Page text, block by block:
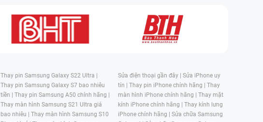
Thay pin Samsung Galaxy S22 Ultra |
Thay pin Samsung Galaxy S7 bao nhiêu
tiền | Thay pin Samsung A50 chính hãng |
Thay màn hình Samsung S21 Ultra giá
bao nhiêu | Thay màn hình Samsung S10
Sửa điện thoại gần đây | Sửa iPhone uy
tín | Thay pin iPhone chính hãng | Thay
màn hình iPhone chính hãng | Thay mặt
kính iPhone chính hãng | Thay kính lưng
iPhone chính hãng | Sửa chữa Samsung